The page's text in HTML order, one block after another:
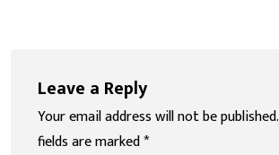
Leave a Reply
Your email address will not be published.
fields are marked*